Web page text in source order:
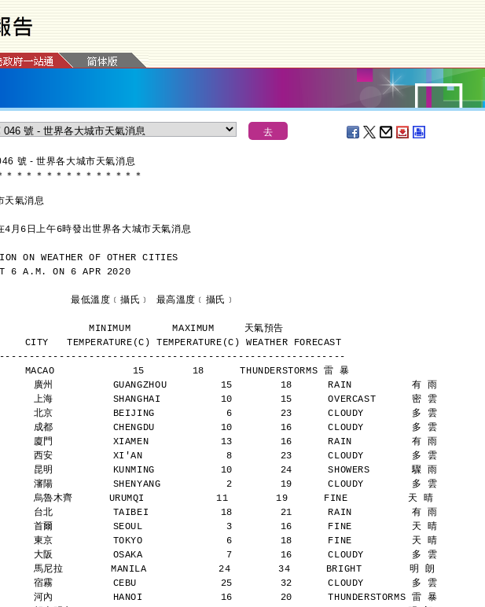
號 - 世界各大城市天氣消息
＊ ＊ ＊ ＊ ＊ ＊ ＊ ＊ ＊ ＊ ＊ ＊ ＊ ＊
天氣消息
4月6日上午6時發出世界各大城市天氣消息
ON WEATHER OF OTHER CITIES
6 A.M. ON 6 APR 2020
                     最低溫度﹝攝氏﹞ 最高溫度﹝攝氏﹞
                        MINIMUM       MAXIMUM     天氣預告
TEMPERATURE(C) TEMPERATURE(C) WEATHER FORECAST
MACAO             15        18      THUNDERSTORMS 雷 暴
廣州          GUANGZHOU         15        18      RAIN          有 雨
上海          SHANGHAI          10        15      OVERCAST      密 雲
北京          BEIJING            6        23      CLOUDY        多 雲
成都          CHENGDU           10        16      CLOUDY        多 雲
廈門          XIAMEN            13        16      RAIN          有 雨
西安          XI'AN              8        23      CLOUDY        多 雲
昆明          KUNMING           10        24      SHOWERS       驟 雨
瀋陽          SHENYANG           2        19      CLOUDY        多 雲
烏魯木齊      URUMQI            11        19      FINE          天 晴
台北          TAIBEI            18        21      RAIN          有 雨
首爾          SEOUL              3        16      FINE          天 晴
東京          TOKYO              6        18      FINE          天 晴
大阪          OSAKA              7        16      CLOUDY        多 雲
馬尼拉        MANILA            24        34      BRIGHT        明 朗
宿霧          CEBU              25        32      CLOUDY        多 雲
河內          HANOI             16        20      THUNDERSTORMS 雷 暴